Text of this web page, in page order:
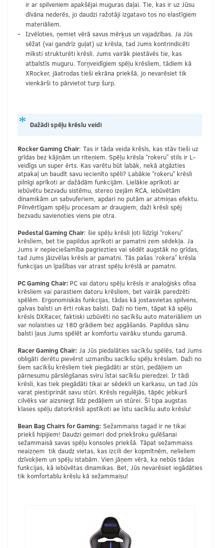
ir ar spilveniem apakšējai muguras daļai. Tie, kas ir uz Jūsu
dīvāna nederēs, jo daudzi ražotāji izgatavo tos no elastīgiem
materiāliem.
Izvēloties, ņemiet vērā savus mērķus un vajadzības. Ja Jūs
sēžat (vai gandrīz guļat) uz krēsla, tad Jums kontrindicēti
mīksti strukturēti krēsli. Jums vairāk piestāvēs tie, kas
atbalstīs muguru. Torņveidīgiem spēļu krēsliem, tādiem kā
XRocker, jāatrodas tieši ekrāna priekšā, jo nevarēsiet tik
vienkārši to pārvietot turp šurp.
Dažādi spēļu krēslu veidi
Rocker Gaming Chair: Tas ir tāda veida krēsls, kas stāv tieši uz
grīdas bez kājiņām un riteņiem. Spēļu krēsla “rokeru” stils ir L-
veidīgs un super ērts. Kas varētu būt labāk, nekā atgāzties
atpakaļ un baudīt savu iecienīto spēli? Labākie “rokeru” krēsli
pilnīgi aprīkoti ar dažādām funkcijām. Lielākie aprīkoti ar
iebūvētu bezvadu sistēmu, stereo izejām RCA, iebūvētām
dinamikām un sabvuferiem, apdari no putām ar atmiņas efektu.
Pilnvērtīgam spēļu procesam ar draugiem, daži krēsli spēj
bezvadu savienoties viens pie otra.
Pedestal Gaming Chair: šie spēļu krēsli ļoti līdzīgi “rokeru”
krēsliem, bet tie papildus aprīkoti ar pamatni zem sēdekļa. Ja
Jums ir nepieciešamība pagriezties vai sēdēt augstāk no grīdas,
tad Jums jāizvēlas krēsls ar pamatni. Tās pašas ‘rokera” krēsla
funkcijas un īpašības var atrast spēļu krēslā ar pamatni.
PC Gaming Chair: PC vai datoru spēļu krēsls ir analoģisks ofisa
krēsliem vai parastiem datoru krēsliem, bet vairāk paredzēti
spēlēm. Ergonomiskās funkcijas, tādas kā jostasvietas spilvens,
galvas balsti un ērti rokas balsti. Daži no tiem, tāpat kā spēļu
krēsls DXRacer, faktiski uzbūvēti no sacīkšu auto materiāliem un
var nolaisties uz 180 grādiem bez apgāšanās. Papildus sānu
balsti ļaus Jums spēlēt ar komfortu vairāku stundu garumā.
Racer Gaming Chair: Ja Jūs piedalāties sacīkšu spēlēs, tad Jums
obligāti derētu pievērst uzmanību sacīkšu spēļu krēslam. Daži no
šiem sacīkšu krēsliem tiek piegādāti ar stūri, pedāļiem un
pārnesumu pārslēgšanas sviru īstai sacīkšu pieredzei. Ir tādi
krēsli, kas tiek piegādāti tikai ar sēdekli un karkasu, un tad Jūs
varat piestiprināt savu stūri. Krēsls regulējās, tāpēc jebkurš
cilvēks var aizsniegt līdz pedāļiem un stūrei. Šī tipa augstas
klases spēļu datorkrēsli apstīkoti ae īstu sacīkšu auto krēslu!
Bean Bag Chairs for Gaming: Sežammaiss tagad ir ne tikai
priekš hipijiem! Daudzi geimeri dod priekšroku gulēšanai
sežammaisā savas spēļu konsoles priekšā. Tāpat sežammaiss
neaizņem tik daudz vietas, kas izcili der kopmītnēm, nelieliem
dzīvokļiem un spēļu istabām. Vien jāņem vērā, ka nebūs tādas
funkcijas, kā iebūvētas dinamikas. Bet, Jūs nevarēsiet iegādāties
tik komfortablu krēslu kā sežammaisu!